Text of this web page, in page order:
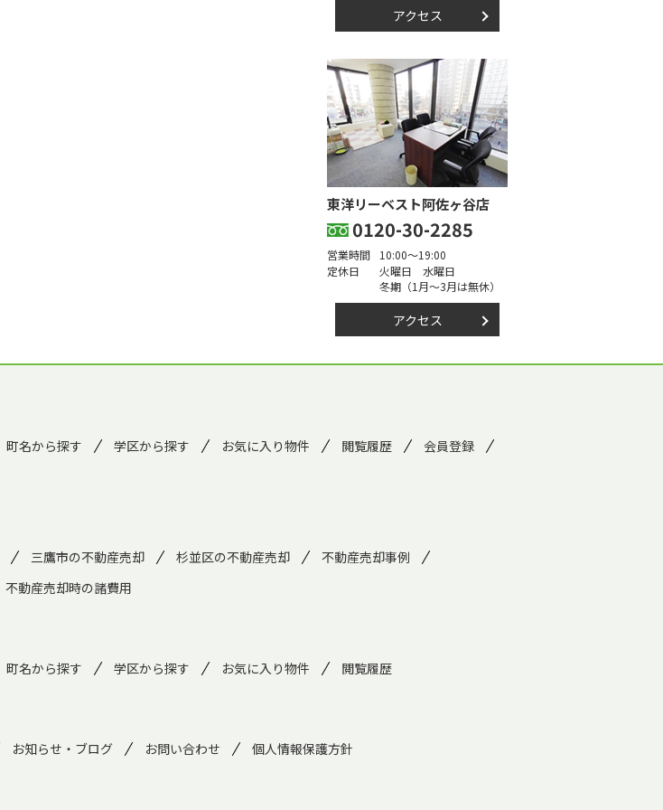
アクセス
東洋リーベスト阿佐ヶ谷店
0120-30-2285
営業時間
10:00～19:00
定休日
火曜日 水曜日
冬期（1月～3月は無休）
アクセス
町名から探す 学区から探す お気に入り物件 閲覧履歴
会員登録
三鷹市の不動産売却 杉並区の不動産売却
不動産売却事例
不動産売却時の諸費用
町名から探す 学区から探す お気に入り物件 閲覧履歴
お知らせ・ブログ お問い合わせ 個人情報保護方針